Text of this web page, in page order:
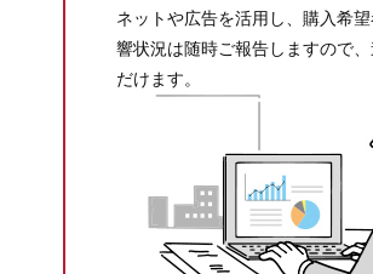
ネットや広告を活用し、購入希
響状況は随時ご報告しますので
だけます。